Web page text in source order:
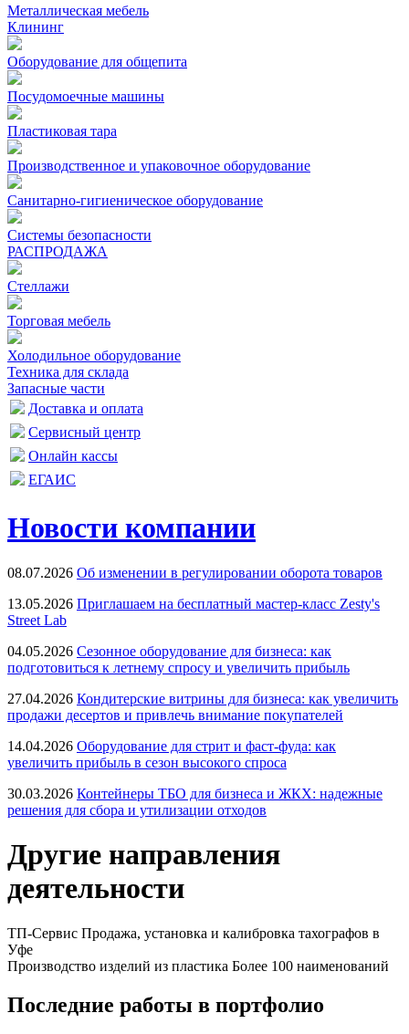
Металлическая мебель
Клининг
Оборудование для общепита
Посудомоечные машины
Пластиковая тара
Производственное и упаковочное оборудование
Санитарно-гигиеническое оборудование
Системы безопасности
РАСПРОДАЖА
Стеллажи
Торговая мебель
Холодильное оборудование
Техника для склада
Запасные части
Доставка и оплата
Сервисный центр
Онлайн кассы
ЕГАИС
Новости компании
08.07.2026 Об изменении в регулировании оборота товаров
13.05.2026 Приглашаем на бесплатный мастер-класс Zesty's
Street Lab
04.05.2026 Сезонное оборудование для бизнеса: как
подготовиться к летнему спросу и увеличить прибыль
27.04.2026 Кондитерские витрины для бизнеса: как увеличить
продажи десертов и привлечь внимание покупателей
14.04.2026 Оборудование для стрит и фаст-фуда: как
увеличить прибыль в сезон высокого спроса
30.03.2026 Контейнеры ТБО для бизнеса и ЖКХ: надежные
решения для сбора и утилизации отходов
Другие направления
деятельности
ТП-Сервис Продажа, установка и калибровка тахографов в
Уфе
Производство изделий из пластика Более 100 наименований
Последние работы в портфолио